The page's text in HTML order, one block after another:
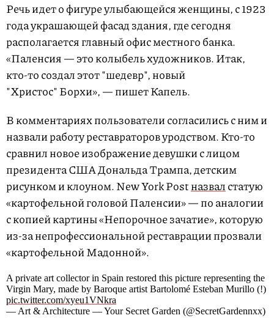
Речь идет о фигуре улыбающейся женщины, с 1923
года украшающей фасад здания, где сегодня
располагается главный офис местного банка.
«Паленсия — это колыбель художников. Итак,
кто-то создал этот "шедевр", новый
"Христос" Борхи», — пишет Капель.
В комментариях пользователи согласились с ним и
назвали работу реставраторов уродством. Кто-то
сравнил новое изображение девушки с лицом
президента США Дональда Трампа, детским
рисунком и клоуном. New York Postназвалстатую
«картофельной головой Паленсии» — по аналогии
с копией картины «Непорочное зачатие», которую
из-за непрофессиональной реставрации прозвали
«картофельной Мадонной».
A private art collector in Spain restored this picture representing the
Virgin Mary, made by Baroque artist Bartolomé Esteban Murillo (!)
pic.twitter.com/xyeu1VNkra
— Art & Architecture — Your Secret Garden (@SecretGardennxx)